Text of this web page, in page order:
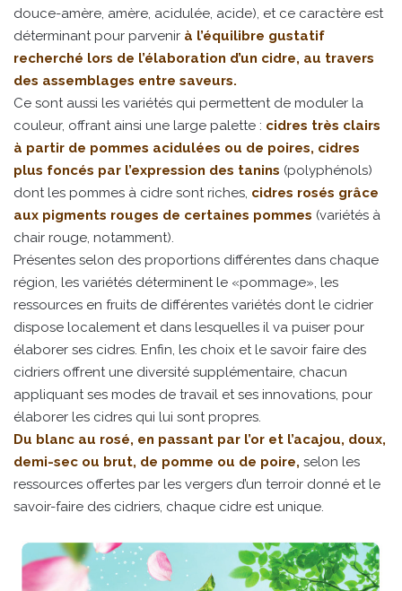
douce-amère, amère, acidulée, acide), et ce caractère est
déterminant pour parvenir à l’équilibre gustatif
recherché lors de l’élaboration d’un cidre, au travers
des assemblages entre saveurs.
Ce sont aussi les variétés qui permettent de moduler la
couleur, offrant ainsi une large palette : cidres très clairs
à partir de pommes acidulées ou de poires, cidres
plus foncés par l’expression des tanins (polyphénols)
dont les pommes à cidre sont riches, cidres rosés grâce
aux pigments rouges de certaines pommes (variétés à
chair rouge, notamment).
Présentes selon des proportions différentes dans chaque
région, les variétés déterminent le «pommage», les
ressources en fruits de différentes variétés dont le cidrier
dispose localement et dans lesquelles il va puiser pour
élaborer ses cidres. Enfin, les choix et le savoir faire des
cidriers offrent une diversité supplémentaire, chacun
appliquant ses modes de travail et ses innovations, pour
élaborer les cidres qui lui sont propres.
Du blanc au rosé, en passant par l’or et l’acajou, doux,
demi-sec ou brut, de pomme ou de poire, selon les
ressources offertes par les vergers d’un terroir donné et le
savoir-faire des cidriers, chaque cidre est unique.